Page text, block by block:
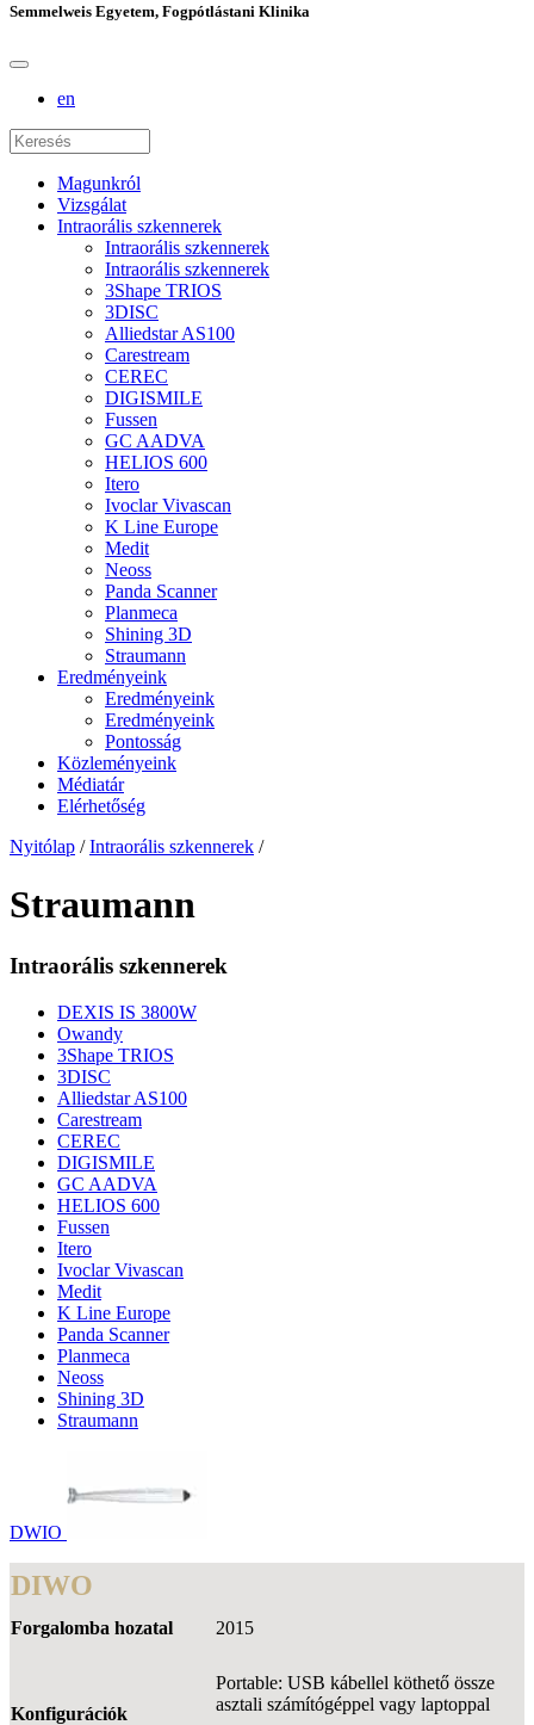
Semmelweis Egyetem, Fogpótlástani Klinika
en
Magunkról
Vizsgálat
Intraorális szkennerek
Intraorális szkennerek
Intraorális szkennerek
3Shape TRIOS
3DISC
Alliedstar AS100
Carestream
CEREC
DIGISMILE
Fussen
GC AADVA
HELIOS 600
Itero
Ivoclar Vivascan
K Line Europe
Medit
Neoss
Panda Scanner
Planmeca
Shining 3D
Straumann
Eredményeink
Eredményeink
Eredményeink
Pontosság
Közleményeink
Médiatár
Elérhetőség
Nyitólap / Intraorális szkennerek /
Straumann
Intraorális szkennerek
DEXIS IS 3800W
Owandy
3Shape TRIOS
3DISC
Alliedstar AS100
Carestream
CEREC
DIGISMILE
GC AADVA
HELIOS 600
Fussen
Itero
Ivoclar Vivascan
Medit
K Line Europe
Panda Scanner
Planmeca
Neoss
Shining 3D
Straumann
DWIO
DIWO
Forgalomba hozatal 2015
Konfigurációk
Portable: USB kábellel köthető össze
asztali számítógéppel vagy laptoppal